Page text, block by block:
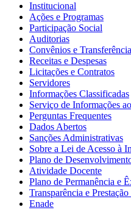
Institucional
Ações e Programas
Participação Social
Auditorias
Convênios e
Receitas e Despesas
Licitações e Contratos
Servidores
Informações Classificadas
Serviço de Informações
Perguntas Frequentes
Dados Abertos
Sanções Administrativas
Sobre a Lei de Acesso à
Plano de
Atividade Docente
Plano de Permanência e
Transparência e
Enade